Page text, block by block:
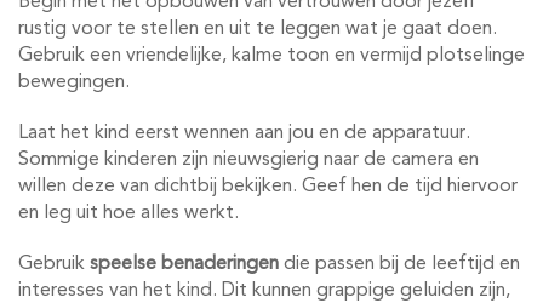
rustig voor te stellen en uit te leggen wat je gaat doen.
Gebruik een vriendelijke, kalme toon en vermijd plotselinge
bewegingen.
Laat het kind eerst wennen aan jou en de apparatuur.
Sommige kinderen zijn nieuwsgierig naar de camera en
willen deze van dichtbij bekijken. Geef hen de tijd hiervoor
en leg uit hoe alles werkt.
Gebruik speelse benaderingen die passen bij de leeftijd en
interesses van het kind. Dit kunnen grappige geluiden zijn,